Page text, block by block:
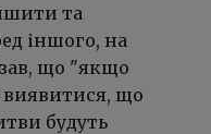
та
іншого, на
що "якщо
що
будуть